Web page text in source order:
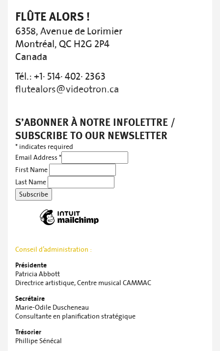
FLÛTE ALORS !
6358, Avenue de Lorimier
Montréal, QC H2G 2P4
Canada
Tél.: +1· 514· 402· 2363
flutealors@videotron.ca
S’ABONNER À NOTRE INFOLETTRE /
SUBSCRIBE TO OUR NEWSLETTER
*indicates required
Email Address*
First Name
Last Name
Conseil d’administration :
Présidente
Patricia Abbott
Directrice artistique, Centre musical CAMMAC
Secrétaire
Marie-Odile Duscheneau
Consultante en planification stratégique
Trésorier
Phillipe Sénécal